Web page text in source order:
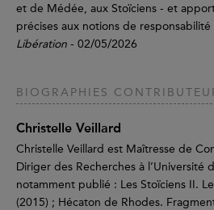
et de Médée, aux Stoïciens - et
précises aux notions de
Libération - 02/05/2026
BIOGRAPHIES
Christelle Veillard
Christelle Veillard est Maîtresse de
Diriger des Recherches à l’Université
notamment publié : Les Stoïciens II.
(2015) ; Hécaton de Rhodes.